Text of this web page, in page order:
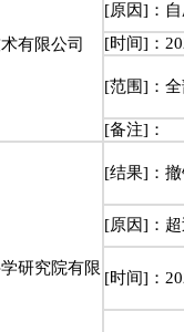
有限公司
[原因]：
[时间]：
[范围]：
[备注]：
研究院有限
[结果]：
[原因]：
[时间]：